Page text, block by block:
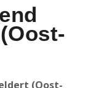
(Oost-